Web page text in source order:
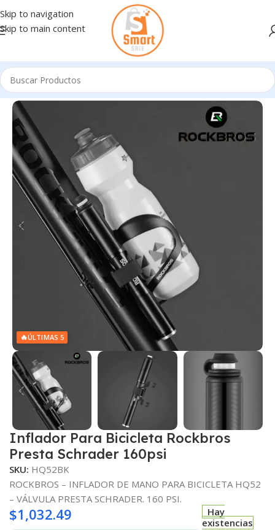
Skip to navigation
Skip to main content
Inicio/Bicicletas - Accesorios/ACCESORIOS
🔥ÚLTIMAS 5
Inflador Para Bicicleta Rockbros
Presta Schrader 160psi
SKU: HQ52BK
ROCKBROS – INFLADOR DE MANO PARA BICICLETA HQ52
– VÁLVULA PRESTA SCHRADER. 160 PSI.
$1,032.49
Hay
existencias